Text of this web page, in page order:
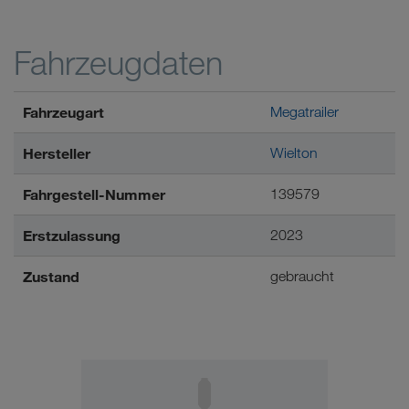
Fahrzeugdaten
Fahrzeugart Megatrailer
Hersteller Wielton
Fahrgestell-Nummer 139579
Erstzulassung 2023
Zustand gebraucht